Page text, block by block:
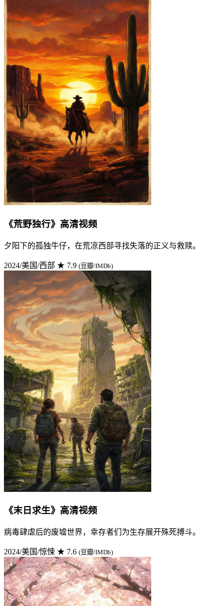
《荒野独行》高清视频
夕阳下的孤独牛仔，在荒凉西部寻找失落的正义与救赎。
2024/美国/西部 ★ 7.9 (豆瓣/IMDb)
《末日求生》高清视频
病毒肆虐后的废墟世界，幸存者们为生存展开殊死搏斗。
2024/美国/惊悚 ★ 7.6 (豆瓣/IMDb)